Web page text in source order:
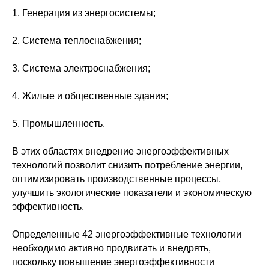
1. Генерация из энергосистемы;
2. Система теплоснабжения;
3. Система электроснабжения;
4. Жилые и общественные здания;
5. Промышленность.
В этих областях внедрение энергоэффективных
технологий позволит снизить потребление энергии,
оптимизировать производственные процессы,
улучшить экологические показатели и экономическую
эффективность.
Определенные 42 энергоэффективные технологии
необходимо активно продвигать и внедрять,
поскольку повышение энергоэффективности